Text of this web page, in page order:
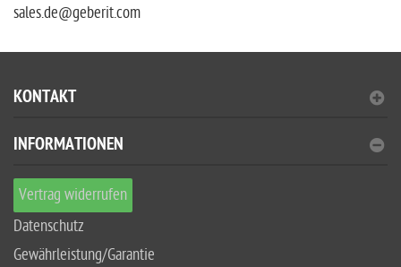
sales.de@geberit.com
KONTAKT
INFORMATIONEN
Vertrag widerrufen
Datenschutz
Gewährleistung/Garantie